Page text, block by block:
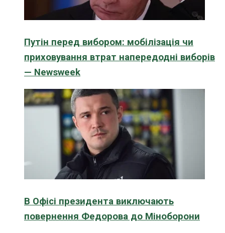
Путін перед вибором: мобілізація чи
приховування втрат напередодні виборів
— Newsweek
В Офісі президента виключають
повернення Федорова до Міноборони